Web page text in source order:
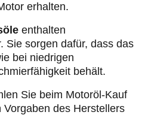
erhalten.
enthalten
Sie sorgen dafür, dass das
bei niedrigen
behält.
Sie beim Motoröl-Kauf
des Herstellers